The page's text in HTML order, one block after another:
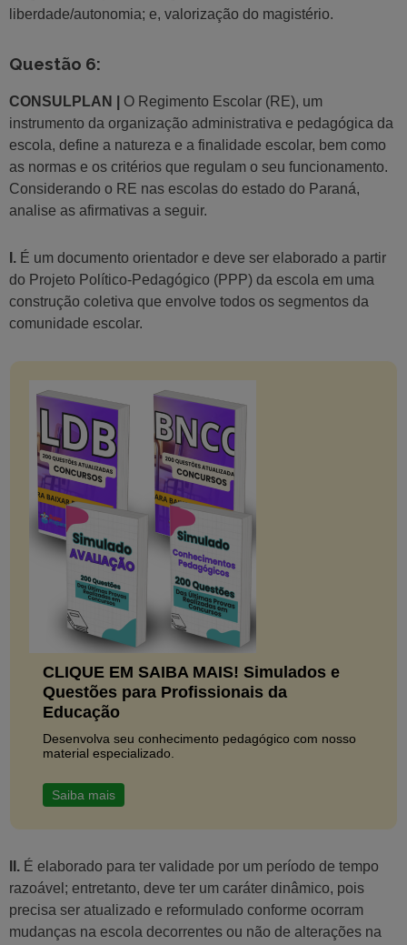
liberdade/autonomia; e, valorização do magistério.
Questão 6:
CONSULPLAN |
O Regimento Escolar (RE), um
instrumento da organização administrativa e pedagógica da
escola, define a natureza e a finalidade escolar, bem como
as normas e os critérios que regulam o seu funcionamento.
Considerando o RE nas escolas do estado do Paraná,
analise as afirmativas a seguir.
I. É um documento orientador e deve ser elaborado a partir
do Projeto Político-Pedagógico (PPP) da escola em uma
construção coletiva que envolve todos os segmentos da
comunidade escolar.
CLIQUE EM SAIBA MAIS! Simulados e
Questões para Profissionais da
Educação
Desenvolva seu conhecimento pedagógico com nosso
material especializado.
Saiba mais
II. É elaborado para ter validade por um período de tempo
razoável; entretanto, deve ter um caráter dinâmico, pois
precisa ser atualizado e reformulado conforme ocorram
mudanças na escola decorrentes ou não de alterações na